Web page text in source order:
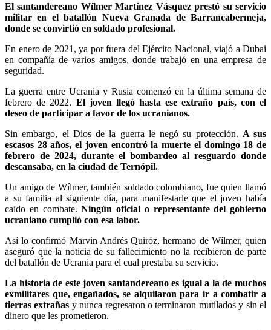
El santandereano Wílmer Martínez Vásquez prestó su servicio
militar en el batallón Nueva Granada de Barrancabermeja,
donde se convirtió en soldado profesional.
En enero de 2021, ya por fuera del Ejército Nacional, viajó a Dubai
en compañía de varios amigos, donde trabajó en una empresa de
seguridad.
La guerra entre Ucrania y Rusia comenzó en la última semana de
febrero de 2022. El joven llegó hasta ese extraño país, con el
deseo de participar a favor de los ucranianos.
Sin embargo, el Dios de la guerra le negó su protección. A sus
escasos 28 años, el joven encontró la muerte el domingo 18 de
febrero de 2024, durante el bombardeo al resguardo donde
descansaba, en la ciudad de Ternópil.
Un amigo de Wílmer, también soldado colombiano, fue quien llamó
a su familia al siguiente día, para manifestarle que el joven había
caido en combate.Ningún oficial o representante del gobierno
ucraniano cumplió con esa labor.
Así lo confirmó Marvin Andrés Quiróz, hermano de Wílmer, quien
aseguró que la noticia de su fallecimiento no la recibieron de parte
del batallón de Ucrania para el cual prestaba su servicio.
La historia de este joven santandereano es igual a la de muchos
exmilitares que, engañados, se alquilaron para ir a combatir a
tierras extrañas y nunca regresaron o terminaron mutilados y sin el
dinero que les prometieron.